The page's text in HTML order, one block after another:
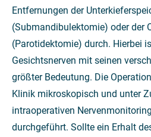
Entfernungen der
(Submandibulektomie) oder der
(Parotidektomie) durch. Hierbei
Gesichtsnerven mit seinen
größter Bedeutung. Die
Klinik mikroskopisch und unter
intraoperativen
durchgeführt. Sollte ein Erhalt